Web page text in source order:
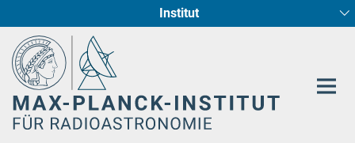
Institut
Radioastronomische Fundamentalphysik
Sternentstehung und Galaxienentwicklung